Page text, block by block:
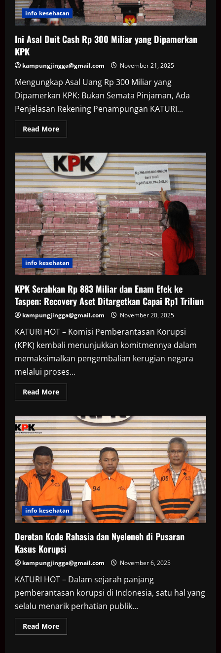
info kesehatan
Ini Asal Duit Cash Rp 300 Miliar yang Dipamerkan
KPK
kampungjingga@gmail.com November 21, 2025
Mengungkap Asal Uang Rp 300 Miliar yang
Dipamerkan KPK: Bukan Semata Pinjaman, Ada
Penjelasan Rekening Penampungan KATURI...
Read MoreRead
more
Asal
Duit
Cash
Rp
300
Miliar
yang
Dipamerkan
KPK
info kesehatan
KPK Serahkan Rp 883 Miliar dan Enam Efek ke
Taspen: Recovery Aset Ditargetkan Capai Rp1 Triliun
kampungjingga@gmail.com November 20, 2025
KATURI HOT – Komisi Pemberantasan Korupsi
(KPK) kembali menunjukkan komitmennya dalam
memaksimalkan pengembalian kerugian negara
melalui proses...
Read MoreRead
more
Serahkan
Rp
883
Miliar
dan
Enam
Efek
ke
Taspen:
Recovery
Aset
Ditargetkan
Capai
Rp1
Triliun
info kesehatan
Deretan Kode Rahasia dan Nyeleneh di Pusaran
Kasus Korupsi
kampungjingga@gmail.com November 6, 2025
KATURI HOT – Dalam sejarah panjang
pemberantasan korupsi di Indonesia, satu hal yang
selalu menarik perhatian publik...
Read MoreRead
more